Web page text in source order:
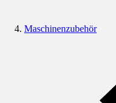
Maschinenzubehör